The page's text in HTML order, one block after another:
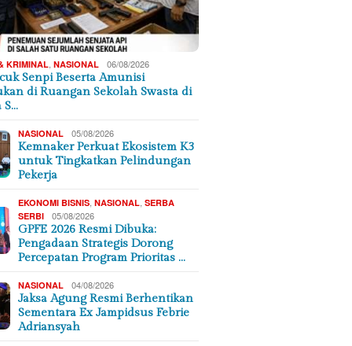
KRIMINAL ,NASIONAL 06/08/2026
Senpi Beserta Amunisi
di Ruangan Sekolah Swasta di
S…
NASIONAL 05/08/2026
Kemnaker Perkuat Ekosistem K3
untuk Tingkatkan Pelindungan
Pekerja
EKONOMI BISNIS ,NASIONAL ,SERBA
SERBI
05/08/2026
GPFE 2026 Resmi Dibuka:
Pengadaan Strategis Dorong
Percepatan Program Prioritas …
NASIONAL 04/08/2026
Jaksa Agung Resmi Berhentikan
Sementara Ex Jampidsus Febrie
Adriansyah